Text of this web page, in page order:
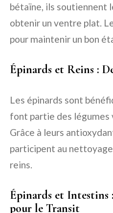
bétaïne, ils soutiennent
obtenir un ventre plat.
pour maintenir un bon
Épinards et Reins :
Les épinards sont
font partie des légumes
Grâce à leurs
participent au
reins.
Épinards et Intestins
pour le Transit